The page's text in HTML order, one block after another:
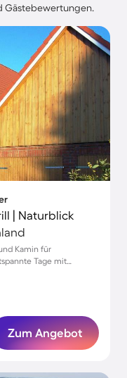
Gästebewertungen.
| Naturblick
Kamin für
Tage mit
Zum Angebot